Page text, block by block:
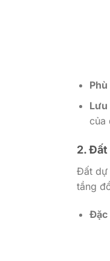
Lưu
của
2. Đất
Đất dự
tầng
Đặc